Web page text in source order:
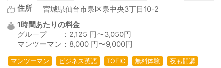
住所
宮城県仙台市泉区泉中央3丁目10-2
1時間あたりの料金
グループ ：2,125 円〜3,050円
マンツーマン：8,000 円〜9,000円
マンツーマン ビジネス英語 TOEIC 無料体験
夜も開講